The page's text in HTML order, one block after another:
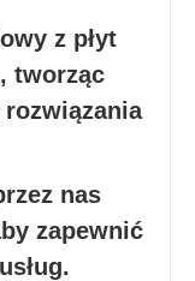
z płyt
tworząc
nas
zapewnić